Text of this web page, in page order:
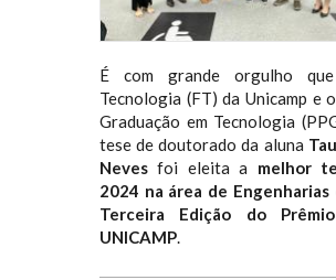
É com grande orgulho
Tecnologia (FT) da Unicamp e
Graduação em Tecnologia
tese de doutorado da aluna
Neves foi eleita a melhor
2024 na área de Engenharias
Terceira Edição do
UNICAMP.